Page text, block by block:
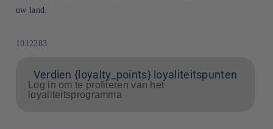
uw land.
SKU:
1012283
Verdien {loyalty_points} loyaliteitspunten
Log in om te profiteren van het
loyaliteitsprogramma